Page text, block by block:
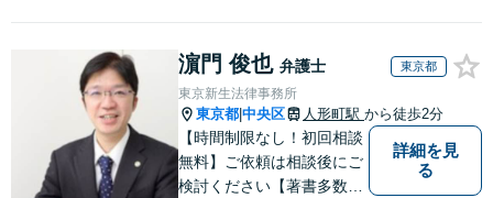
濵門 俊也 弁護士 東京都
東京新生法律事務所
東京都 中央区 人形町駅 から徒歩2分
【時間制限なし！初回相談
無料】ご依頼は相談後にご
検討ください【著書多数】
詳細を見
る